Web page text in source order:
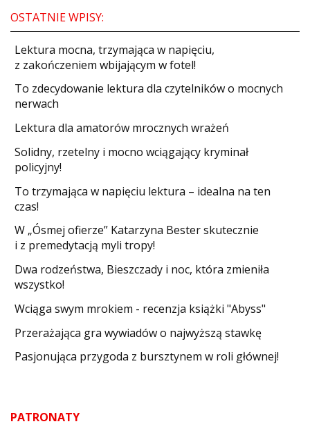
OSTATNIE WPISY:
​Lektura mocna, trzymająca w napięciu,
z zakończeniem wbijającym w fotel!
​To zdecydowanie lektura dla czytelników o mocnych
nerwach
Lektura dla amatorów mrocznych wrażeń
Solidny, rzetelny i mocno wciągający kryminał
policyjny!
​To trzymająca w napięciu lektura – idealna na ten
czas!
W „Ósmej ofierze” Katarzyna Bester skutecznie
i z premedytacją myli tropy!
Dwa rodzeństwa, Bieszczady i noc, która zmieniła
wszystko!
Wciąga swym mrokiem - recenzja książki "Abyss"
​Przerażająca gra wywiadów o najwyższą stawkę
Pasjonująca przygoda z bursztynem w roli głównej!
PATRONATY